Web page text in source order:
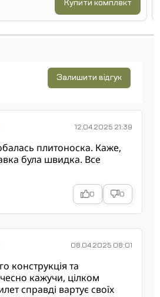
Купити комплект
Залишити відгук
12.04.2025 21:39
плитоноска. Каже,
була швидка. Все
0 0
08.04.2025 08:01
конструкція та
кажучи, цілком
справді вартує своїх